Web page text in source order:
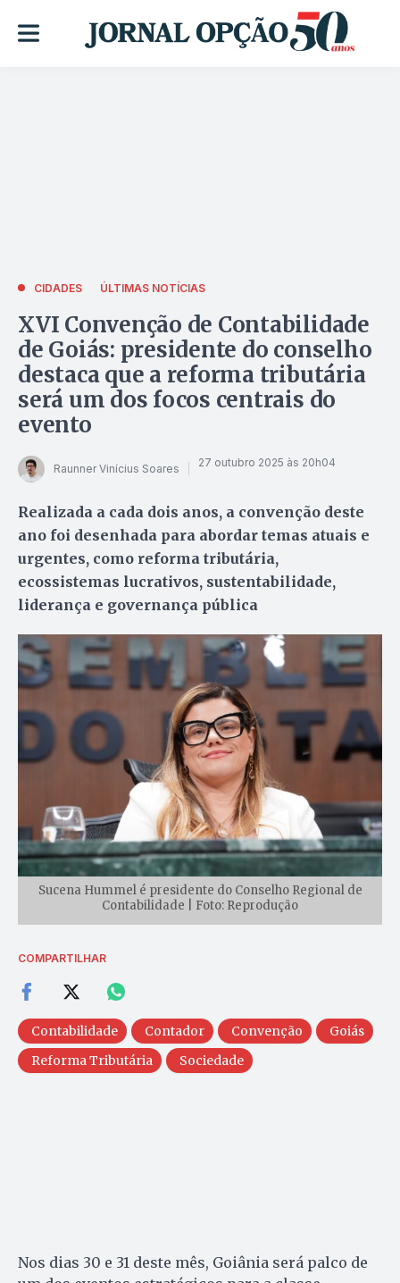
CIDADES ÚLTIMAS NOTÍCIAS
XVI Convenção de Contabilidade
de Goiás: presidente do conselho
destaca que a reforma tributária
será um dos focos centrais do
evento
Raunner Vinícius Soares 27 outubro 2025 às 20h04
Realizada a cada dois anos, a convenção deste
ano foi desenhada para abordar temas atuais e
urgentes, como reforma tributária,
ecossistemas lucrativos, sustentabilidade,
liderança e governança pública
Sucena Hummel é presidente do Conselho Regional de
Contabilidade | Foto: Reprodução
COMPARTILHAR
Contabilidade Contador Convenção
Goiás
Reforma Tributária
Sociedade
Nos dias 30 e 31 deste mês, Goiânia será palco de